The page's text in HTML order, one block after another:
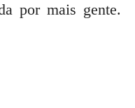
por mais gente.